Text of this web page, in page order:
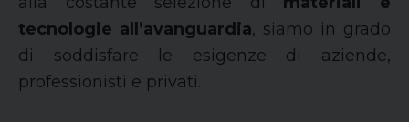
tecnologie all’avanguardia, siamo in grado
di soddisfare le esigenze di aziende,
professionisti e privati.